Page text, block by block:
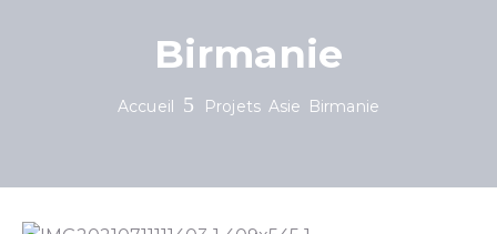
Birmanie
Accueil Projets Asie Birmanie